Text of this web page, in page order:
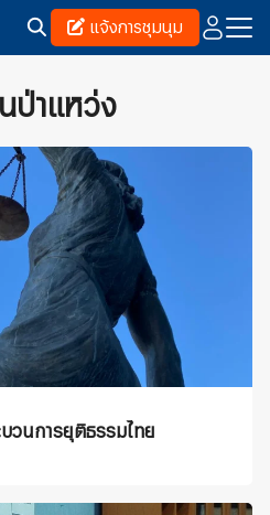
แจ้งการชุมนุม
ป่าแหว่ง
วนการยุติธรรมไทย